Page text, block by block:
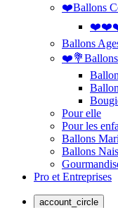
❤️Ballons
Ballons
❤️💐Ballons
Pour elle
Pour les
Ballons
Ballons
Pro et Entreprises
account_circle